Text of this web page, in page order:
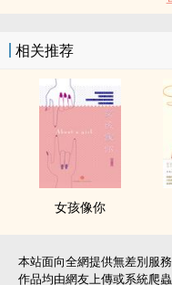
相关推荐
女孩像你
本站面向全網提供無差別服
作品均由網友上傳或系統爬